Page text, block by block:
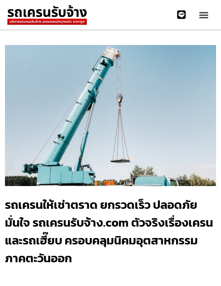
รถเครนให้เช่าตราด ยกรวดเร็ว ปลอดภัย
มั่นใจ รถเครนรับจ้าง.com ตัวจริงเรื่องเครน
และรถเฮี๊ยบ ครอบคลุมนิคมอุตสาหกรรม
ภาคตะวันออก